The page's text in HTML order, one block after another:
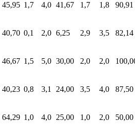
45,95 1,7 4,0 41,67 1,7 1,8 90,91
40,70 0,1 2,0 6,25 2,9 3,5 82,14
46,67 1,5 5,0 30,00 2,0 2,0
40,23 0,8 3,1 24,00 3,5 4,0 87,50
64,29 1,0 4,0 25,00 1,0 2,0 50,00